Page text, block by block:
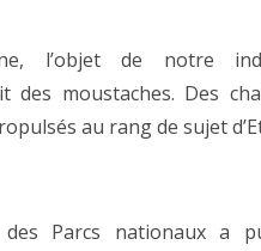
l’objet de notre
des moustaches. Des
au rang de sujet
Parcs nationaux a